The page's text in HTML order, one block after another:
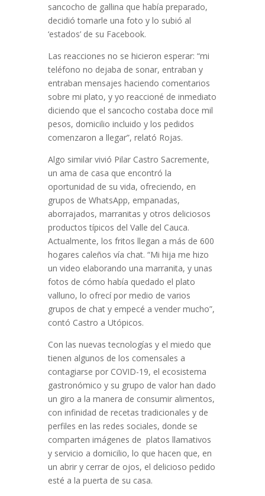
sancocho de gallina que había preparado,
decidió tomarle una foto y lo subió al
‘estados’ de su Facebook.
Las reacciones no se hicieron esperar: “mi
teléfono no dejaba de sonar, entraban y
entraban mensajes haciendo comentarios
sobre mi plato, y yo reaccioné de inmediato
diciendo que el sancocho costaba doce mil
pesos, domicilio incluido y los pedidos
comenzaron a llegar”, relató Rojas.
Algo similar vivió Pilar Castro Sacremente,
un ama de casa que encontró la
oportunidad de su vida, ofreciendo, en
grupos de WhatsApp, empanadas,
aborrajados, marranitas y otros deliciosos
productos típicos del Valle del Cauca.
Actualmente, los fritos llegan a más de 600
hogares caleños vía chat. “Mi hija me hizo
un video elaborando una marranita, y unas
fotos de cómo había quedado el plato
valluno, lo ofrecí por medio de varios
grupos de chat y empecé a vender mucho”,
contó Castro a Utópicos.
Con las nuevas tecnologías y el miedo que
tienen algunos de los comensales a
contagiarse por COVID-19, el ecosistema
gastronómico y su grupo de valor han dado
un giro a la manera de consumir alimentos,
con infinidad de recetas tradicionales y de
perfiles en las redes sociales, donde se
comparten imágenes de platos llamativos
y servicio a domicilio, lo que hacen que, en
un abrir y cerrar de ojos, el delicioso pedido
esté a la puerta de su casa.